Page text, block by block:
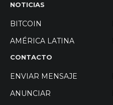
NOTICIAS
BITCOIN
AMÉRICA LATINA
CONTACTO
ENVIAR MENSAJE
ANUNCIAR